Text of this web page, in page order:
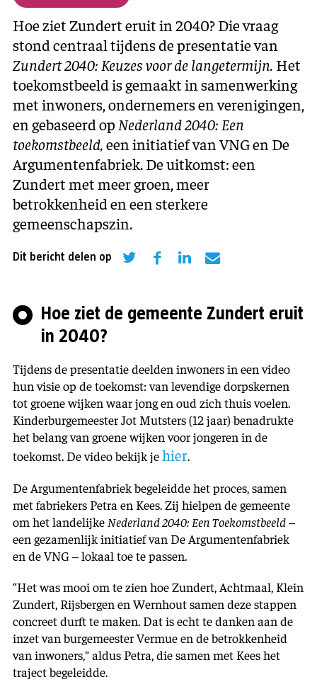
Hoe ziet Zundert eruit in 2040? Die vraag
stond centraal tijdens de presentatie van
Zundert 2040: Keuzes voor de langetermijn. Het
toekomstbeeld is gemaakt in samenwerking
met inwoners, ondernemers en verenigingen,
en gebaseerd op Nederland 2040: Een
toekomstbeeld,een initiatief van VNG en De
Argumentenfabriek. De uitkomst: een
Zundert met meer groen, meer
betrokkenheid en een sterkere
gemeenschapszin.
Dit bericht delen op
Hoe ziet de gemeente Zundert eruit
in 2040?
Tijdens de presentatie deelden inwoners in een video
hun visie op de toekomst: van levendige dorpskernen
tot groene wijken waar jong en oud zich thuis voelen.
Kinderburgemeester Jot Mutsters (12 jaar) benadrukte
het belang van groene wijken voor jongeren in de
toekomst. De video bekijk jehier.
De Argumentenfabriek begeleidde het proces, samen
met fabriekers Petra en Kees. Zij hielpen de gemeente
om het landelijke Nederland 2040: Een Toekomstbeeld–
een gezamenlijk initiatief van De Argumentenfabriek
en de VNG – lokaal toe te passen.
“Het was mooi om te zien hoe Zundert, Achtmaal, Klein
Zundert, Rijsbergen en Wernhout samen deze stappen
concreet durft te maken. Dat is echt te danken aan de
inzet van burgemeester Vermue en de betrokkenheid
van inwoners,” aldus Petra, die samen met Kees het
traject begeleidde.